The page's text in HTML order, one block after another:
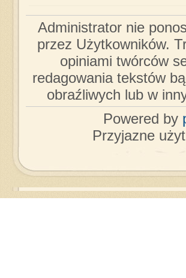
Administrator nie
przez Użytkowników.
opiniami twórców
redagowania tekstów
obraźliwych lub w
Powered by
Przyjazne